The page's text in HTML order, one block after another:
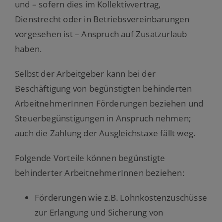
und – sofern dies im Kollektivvertrag,
Dienstrecht oder in Betriebsvereinbarungen
vorgesehen ist – Anspruch auf Zusatzurlaub
haben.
Selbst der Arbeitgeber kann bei der
Beschäftigung von begünstigten behinderten
ArbeitnehmerInnen Förderungen beziehen und
Steuerbegünstigungen in Anspruch nehmen;
auch die Zahlung der Ausgleichstaxe fällt weg.
Folgende Vorteile können begünstigte
behinderter ArbeitnehmerInnen beziehen:
Förderungen wie z.B. Lohnkostenzuschüsse
zur Erlangung und Sicherung von